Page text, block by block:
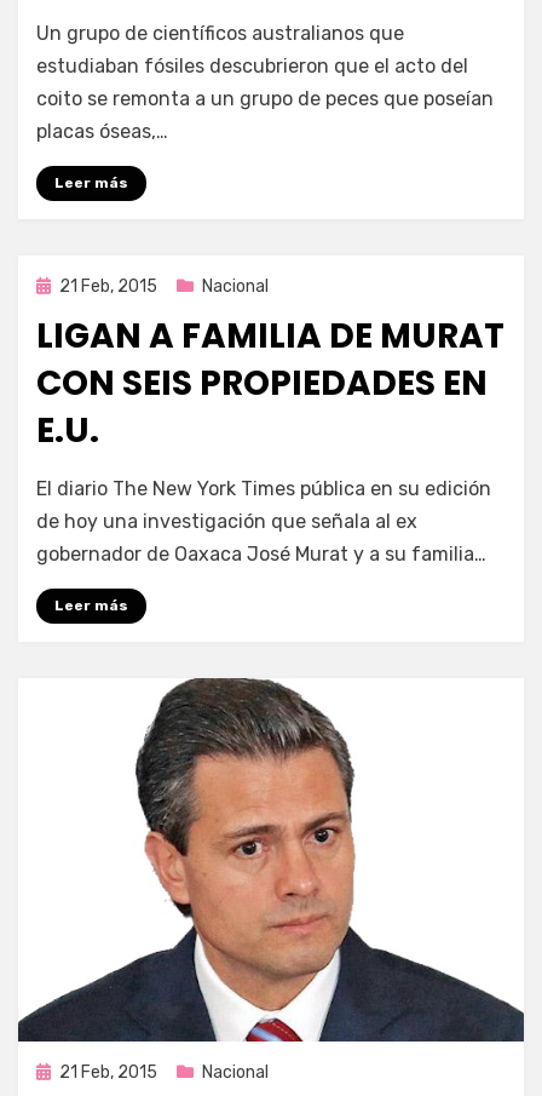
Enrique
Un grupo de científicos australianos que
estudiaban fósiles descubrieron que el acto del
coito se remonta a un grupo de peces que poseían
placas óseas,…
Leer más
Publicada
21 Feb, 2015 Nacional
LIGAN A FAMILIA DE MURAT
CON SEIS PROPIEDADES EN
E.U.
por Enrique
El diario The New York Times pública en su edición
de hoy una investigación que señala al ex
gobernador de Oaxaca José Murat y a su familia…
Leer más
Publicada
21 Feb, 2015 Nacional